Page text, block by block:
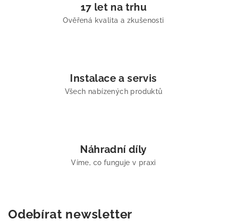
17 let na trhu
Ověřená kvalita a zkušenosti
Instalace a servis
Všech nabízených produktů
Náhradní díly
Víme, co funguje v praxi
Odebírat newsletter